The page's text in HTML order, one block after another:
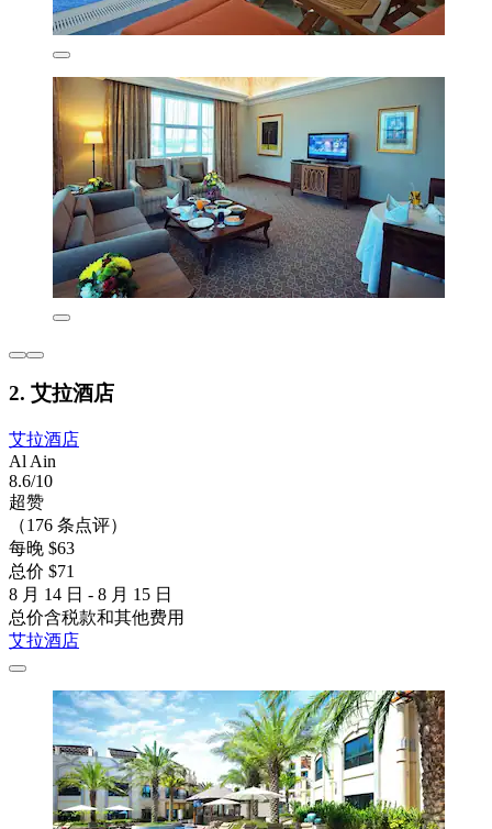
2. 艾拉酒店
艾拉酒店
Al Ain
8.6/10
超赞
（176 条点评）
每晚 $63
总价 $71
8 月 14 日 - 8 月 15 日
总价含税款和其他费用
艾拉酒店